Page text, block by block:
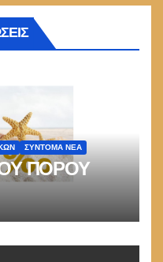
ΣΎΝΤΟΜΑ ΝΈΑ
ΠΟΡΟΥ